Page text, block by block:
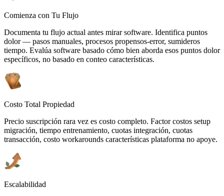
Comienza con Tu Flujo
Documenta tu flujo actual antes mirar software. Identifica puntos
dolor — pasos manuales, procesos propensos-error, sumideros
tiempo. Evalúa software basado cómo bien aborda esos puntos dolor
específicos, no basado en conteo características.
Costo Total Propiedad
Precio suscripción rara vez es costo completo. Factor costos setup
migración, tiempo entrenamiento, cuotas integración, cuotas
transacción, costo workarounds características plataforma no apoye.
Escalabilidad